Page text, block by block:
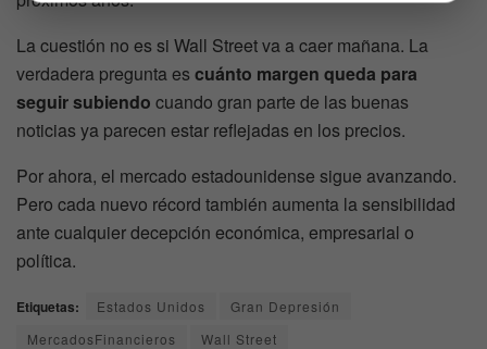
La cuestión no es si Wall Street va a caer mañana. La
verdadera pregunta escuánto margen queda para
seguir subiendo cuando gran parte de las buenas
noticias ya parecen estar reflejadas en los precios.
Por ahora, el mercado estadounidense sigue avanzando.
Pero cada nuevo récord también aumenta la sensibilidad
ante cualquier decepción económica, empresarial o
política.
Etiquetas: Estados Unidos
Gran Depresión
MercadosFinancieros
Wall Street